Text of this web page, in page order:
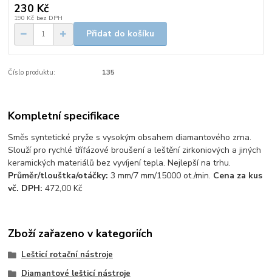
230 Kč
190 Kč bez DPH
Přidat do košíku
Číslo produktu: 135
Kompletní specifikace
Směs syntetické pryže s vysokým obsahem diamantového zrna.
Slouží pro rychlé třífázové broušení a leštění zirkoniových a jiných
keramických materiálů bez vyvíjení tepla. Nejlepší na trhu.
Průměr/tlouštka/otáčky:3 mm/7 mm/15000 ot./min. Cena za kus
vč. DPH: 472,00 Kč
Zboží zařazeno v kategoriích
Lešticí rotační nástroje
Diamantové lešticí nástroje